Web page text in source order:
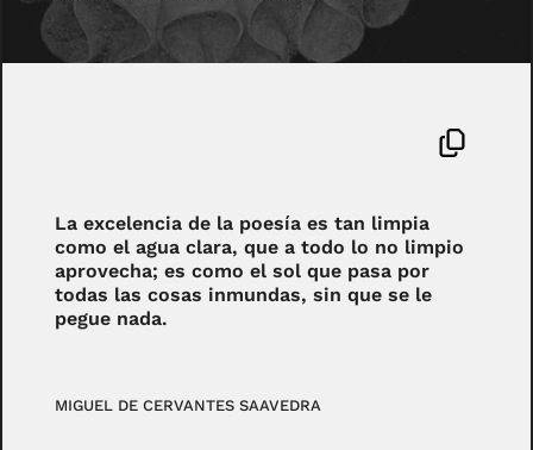
La excelencia de la poesía es tan limpia
como el agua clara, que a todo lo no limpio
aprovecha; es como el sol que pasa por
todas las cosas inmundas, sin que se le
pegue nada.
MIGUEL DE CERVANTES SAAVEDRA